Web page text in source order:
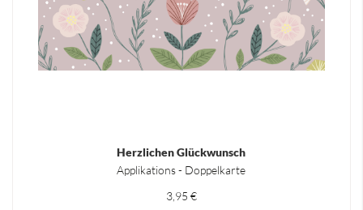
Herzlichen Glückwunsch
Applikations - Doppelkarte
3,95 €